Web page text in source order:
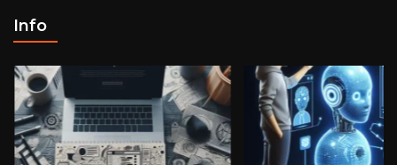
Info